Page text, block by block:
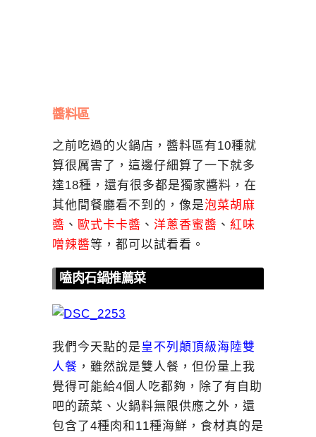
醬料區
之前吃過的火鍋店，醬料區有10種就
算很厲害了，這邊仔細算了一下就多
達18種，還有很多都是獨家醬料，在
其他間餐廳看不到的，像是泡菜胡麻
醬 、 歐式卡卡醬 、 洋蔥香蜜醬 、 紅味
噌辣醬等，都可以試看看。
嗑肉石鍋推薦菜
我們今天點的是 皇不列顛頂級海陸雙
人餐 ，雖然說是雙人餐，但份量上我
覺得可能給4個人吃都夠，除了有自助
吧的蔬菜、火鍋料無限供應之外，還
包含了4種肉和11種海鮮，食材真的是